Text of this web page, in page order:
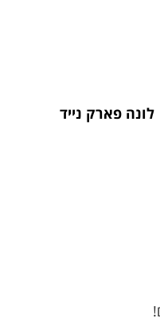
לונה פארק נייד